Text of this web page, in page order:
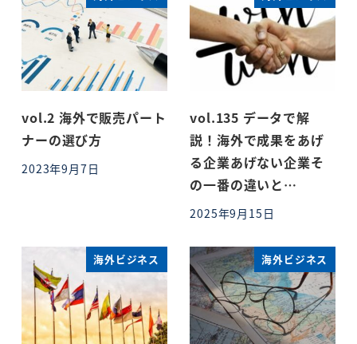
vol.2 海外で販売パート
ナーの選び方
投稿日
2023年9月7日
vol.135 データで解
説！海外で成果をあげ
る企業あげない企業そ
の一番の違いと…
投稿日
2025年9月15日
海外ビジネス 海外ビジネス